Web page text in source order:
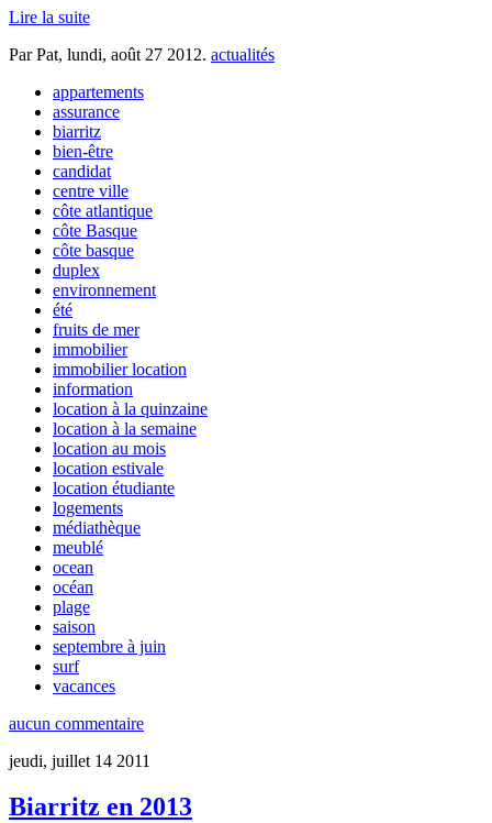
Lire la suite
Par Pat, lundi, août 27 2012. actualités
appartements
assurance
biarritz
bien-être
candidat
centre ville
côte atlantique
côte Basque
côte basque
duplex
environnement
été
fruits de mer
immobilier
immobilier location
information
location à la quinzaine
location à la semaine
location au mois
location estivale
location étudiante
logements
médiathèque
meublé
ocean
océan
plage
saison
septembre à juin
surf
vacances
aucun commentaire
jeudi, juillet 14 2011
Biarritz en 2013